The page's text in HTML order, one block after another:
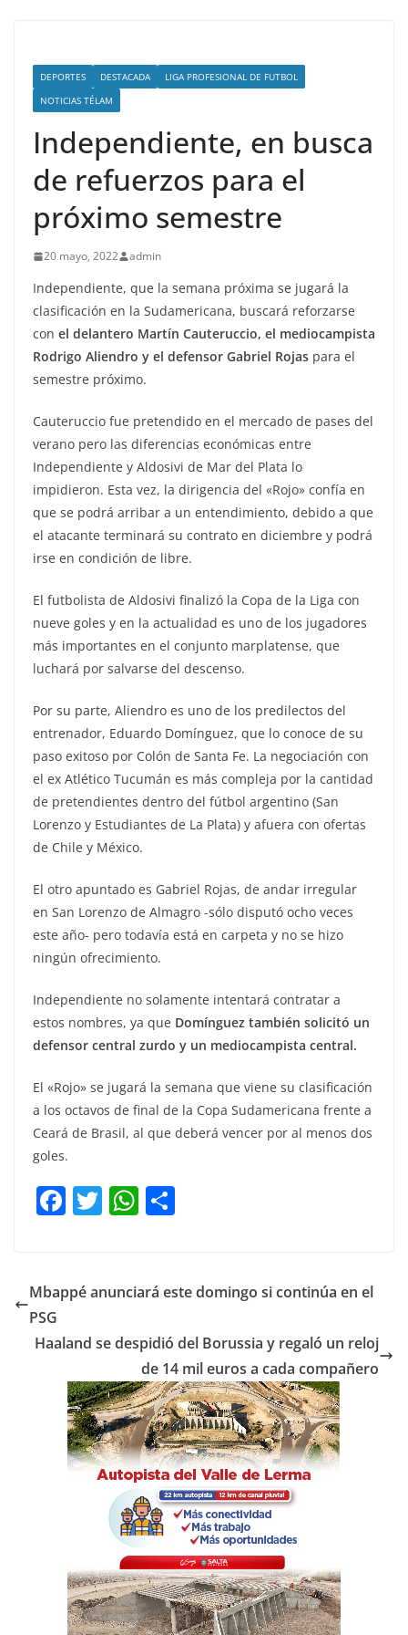
DEPORTES DESTACADA
LIGA PROFESIONAL DE FUTBOL
NOTICIAS TÉLAM
Independiente, en busca
de refuerzos para el
próximo semestre
20 mayo, 2022 admin
Independiente, que la semana próxima se jugará la
clasificación en la Sudamericana, buscará reforzarse
con el delantero Martín Cauteruccio, el mediocampista
Rodrigo Aliendro y el defensor Gabriel Rojas para el
semestre próximo.
Cauteruccio fue pretendido en el mercado de pases del
verano pero las diferencias económicas entre
Independiente y Aldosivi de Mar del Plata lo
impidieron. Esta vez, la dirigencia del «Rojo» confía en
que se podrá arribar a un entendimiento, debido a que
el atacante terminará su contrato en diciembre y podrá
irse en condición de libre.
El futbolista de Aldosivi finalizó la Copa de la Liga con
nueve goles y en la actualidad es uno de los jugadores
más importantes en el conjunto marplatense, que
luchará por salvarse del descenso.
Por su parte, Aliendro es uno de los predilectos del
entrenador, Eduardo Domínguez, que lo conoce de su
paso exitoso por Colón de Santa Fe. La negociación con
el ex Atlético Tucumán es más compleja por la cantidad
de pretendientes dentro del fútbol argentino (San
Lorenzo y Estudiantes de La Plata) y afuera con ofertas
de Chile y México.
El otro apuntado es Gabriel Rojas, de andar irregular
en San Lorenzo de Almagro -sólo disputó ocho veces
este año- pero todavía está en carpeta y no se hizo
ningún ofrecimiento.
Independiente no solamente intentará contratar a
estos nombres, ya que Domínguez también solicitó un
defensor central zurdo y un mediocampista central.
El «Rojo» se jugará la semana que viene su clasificación
a los octavos de final de la Copa Sudamericana frente a
Ceará de Brasil, al que deberá vencer por al menos dos
goles.
F
e
o
o
k
T
er
W
s
p
p
p
tir
Mbappé anunciará este domingo si continúa en el
PSG
Haaland se despidió del Borussia y regaló un reloj
de 14 mil euros a cada compañero